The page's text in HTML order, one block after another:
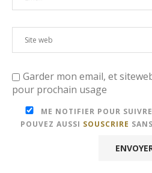
Garder mon email, et
pour prochain usage
ME NOTIFIER POUR
POUVEZ AUSSI SOUSCRIRE